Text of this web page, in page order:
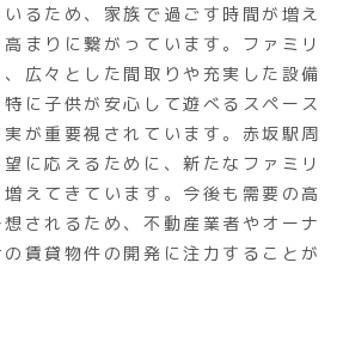
るため、家族で過ごす時間が増え
まりに繋がっています。ファミリ
広々とした間取りや充実した設備
に子供が安心して遊べるスペース
が重要視されています。赤坂駅周
に応えるために、新たなファミリ
えてきています。今後も需要の高
されるため、不動産業者やオーナ
賃貸物件の開発に注力することが